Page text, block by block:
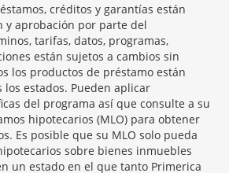
créditos y garantías están
y aprobación por parte del
tarifas, datos, programas,
están sujetos a cambios sin
los productos de préstamo están
estados. Pueden aplicar
del programa así que consulte a su
hipotecarios (MLO) para obtener
Es posible que su MLO solo pueda
sobre bienes inmuebles
un estado en el que tanto Primerica